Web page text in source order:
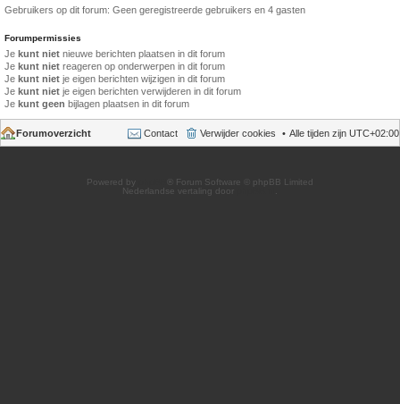
Gebruikers op dit forum: Geen geregistreerde gebruikers en 4 gasten
Forumpermissies
Je kunt niet nieuwe berichten plaatsen in dit forum
Je kunt niet reageren op onderwerpen in dit forum
Je kunt niet je eigen berichten wijzigen in dit forum
Je kunt niet je eigen berichten verwijderen in dit forum
Je kunt geen bijlagen plaatsen in dit forum
Forumoverzicht Alle tijden zijn UTC+02:00
Verwijder cookies
Contact
Powered by
® Forum Software © phpBB Limited
Nederlandse vertaling door